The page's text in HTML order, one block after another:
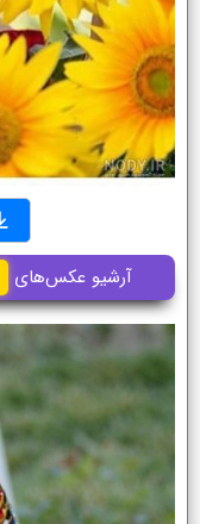
آرشیو عکس‌های